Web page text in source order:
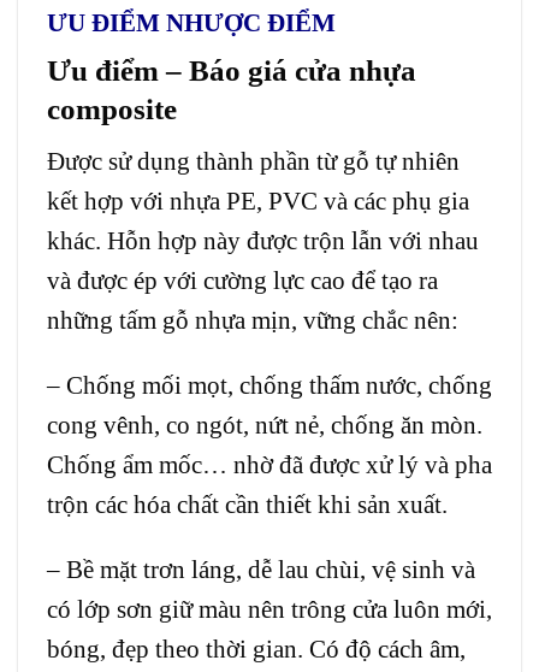
ƯU ĐIỂM NHƯỢC ĐIỂM
Ưu điểm – Báo giá cửa nhựa
composite
Được sử dụng thành phần từ gỗ tự nhiên
kết hợp với nhựa PE, PVC và các phụ gia
khác. Hỗn hợp này được trộn lẫn với nhau
và được ép với cường lực cao để tạo ra
những tấm gỗ nhựa mịn, vững chắc nên:
– Chống mối mọt, chống thấm nước, chống
cong vênh, co ngót, nứt nẻ, chống ăn mòn.
Chống ẩm mốc… nhờ đã được xử lý và pha
trộn các hóa chất cần thiết khi sản xuất.
– Bề mặt trơn láng, dễ lau chùi, vệ sinh và
có lớp sơn giữ màu nên trông cửa luôn mới,
bóng, đẹp theo thời gian. Có độ cách âm,